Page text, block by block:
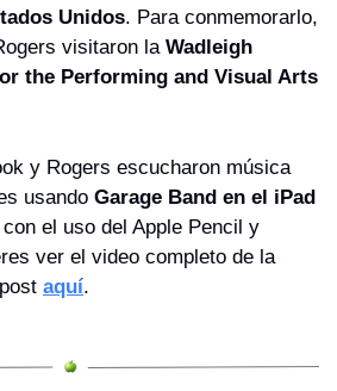
Unidos. Para conmemorarlo,
visitaron la Wadleigh
the Performing and Visual Arts
y Rogers escucharon música
usando Garage Band en el iPad
el uso del Apple Pencil y
ver el video completo de la
aquí.